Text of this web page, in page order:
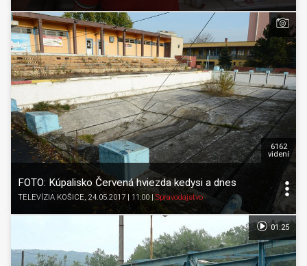
FOTO: Kúpalisko Červená hviezda kedysi a dnes
TELEVÍZIA KOŠICE, 24.05.2017 | 11:00 |Spravodajstvo
6162
videní
01:25